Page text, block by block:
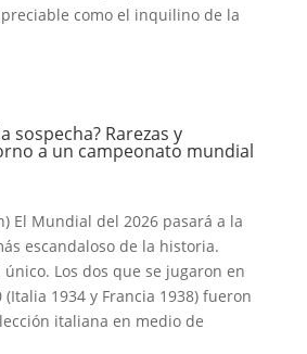
como el inquilino de la
sospecha? Rarezas y
a un campeonato mundial
El Mundial del 2026 pasará a la
escandaloso de la historia.
Los dos que se jugaron en
(Italia 1934 y Francia 1938) fueron
italiana en medio de